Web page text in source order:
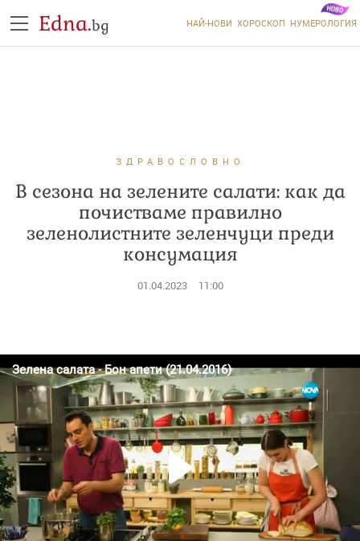
Edna.bg НАЙ-НОВИ ХОРОСКОП НУМЕРОЛОГИЯ
ЗДРАВОСЛОВНО
В сезона на зелените салати: как да
почистваме правилно
зеленолистните зеленчуци преди
консумация
01.04.2023 11:00